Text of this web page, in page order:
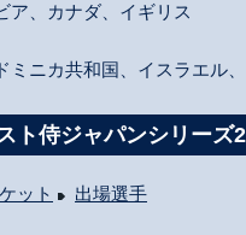
ア、カナダ、イギリス
ミニカ共和国、イスラエル
ト侍ジャパンシリーズ
ット 出場選手